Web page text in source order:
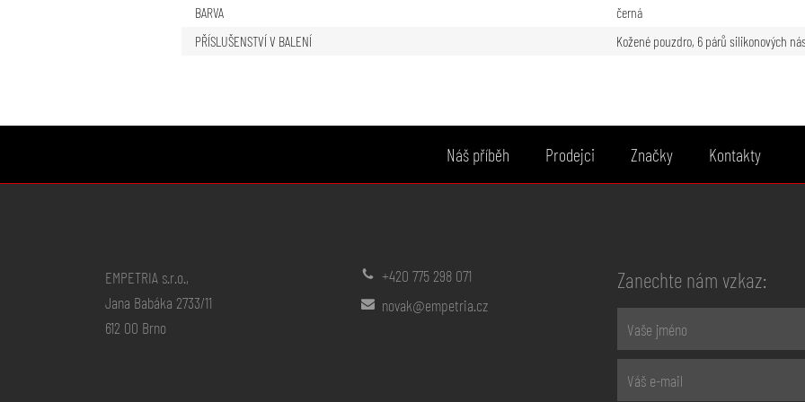
BARVA
černá
PŘÍSLUŠENSTVÍ V BALENÍ
Kožené pouzdro, 6 párů silikonových
Náš příběh Prodejci Značky Kontakty
EMPETRIA s.r.o.,
Jana Babáka 2733/11
612 00 Brno
+420 775 298 071
novak@empetria.cz
Zanechte nám vzkaz: